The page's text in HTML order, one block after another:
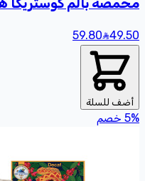
محمصة بالم كوستريكا
49.50
59.80
أضف للسلة
5% خصم